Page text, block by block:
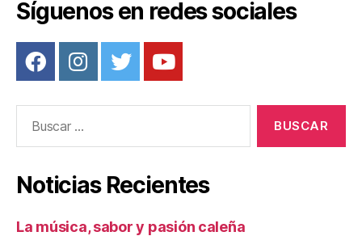
k
Síguenos en redes sociales
Noticias Recientes
La música, sabor y pasión caleña